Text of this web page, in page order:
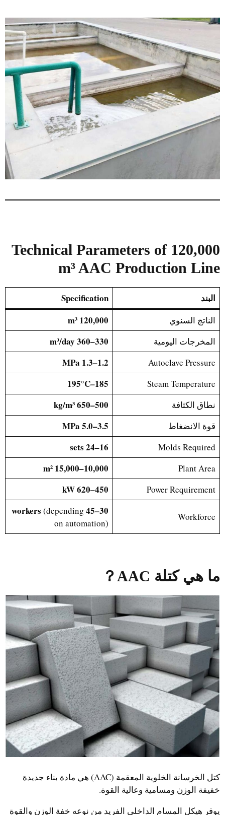
Technical Parameters of 120,000
m³ AAC Production Line
البند Specification
الناتج السنوي 120,000 m³
المخرجات اليومية 330–360 m³/day
Autoclave Pressure
1.2–1.3 MPa
Steam Temperature
185–195°C
نطاق الكثافة 500–650 kg/m³
قوة الانضغاط 3.5–5.0 MPa
Molds Required
16–24 sets
Plant Area
10,000–15,000 m²
Power Requirement
450–620 kW
Workforce
30–45 workers
(depending
on automation)
ما هي كتلة AAC ？
كتل الخرسانة الخلوية المعقمة (AAC) هي مادة بناء جديدة
خفيفة الوزن ومسامية وعالية القوة.
يوفر هيكل المسام الداخلي الفريد من نوعه خفة الوزن والقوة
German
Indonesian
Uzbek